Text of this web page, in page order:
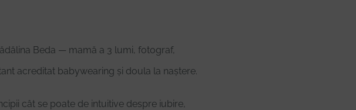
Beda — mamă a 3 lumi, fotograf,
acreditat babywearing și doula la naștere.
cât se poate de intuitive despre iubire,